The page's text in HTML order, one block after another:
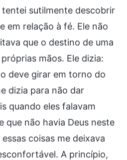
sutilmente descobrir
em relação à fé. Ele não
que o destino de uma
mãos. Ele dizia:
deve girar em torno do
dizia para não dar
quando eles falavam
que não havia Deus neste
coisas me deixava
A princípio,